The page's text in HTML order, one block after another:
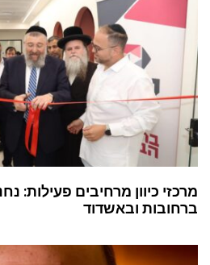
מרכזי כיוון מרחיבים פעילות:
ברחובות ובאשדוד